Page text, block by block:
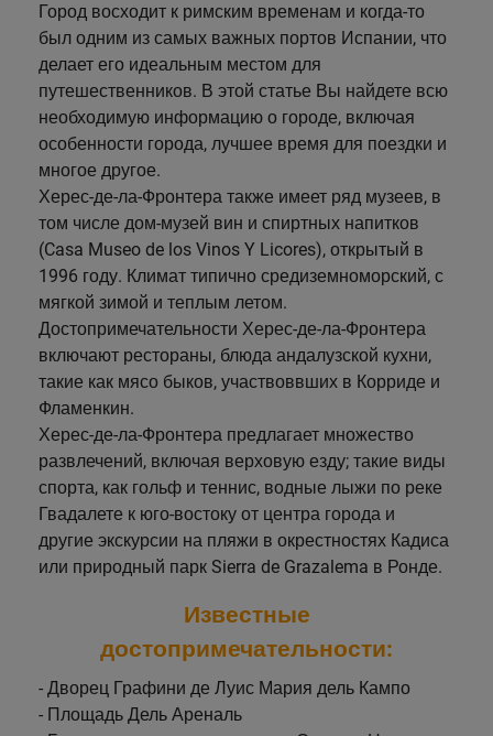
Город восходит к римским временам и когда-то
был одним из самых важных портов Испании, что
делает его идеальным местом для
путешественников. В этой статье Вы найдете всю
необходимую информацию о городе, включая
особенности города, лучшее время для поездки и
многое другое.
Херес-де-ла-Фронтера также имеет ряд музеев, в
том числе дом-музей вин и спиртных напитков
(Casa Museo de los Vinos Y Licores), открытый в
1996 году. Климат типично средиземноморский, с
мягкой зимой и теплым летом.
Достопримечательности Херес-де-ла-Фронтера
включают рестораны, блюда андалузской кухни,
такие как мясо быков, участвоввших в Корриде и
Фламенкин.
Херес-де-ла-Фронтера предлагает множество
развлечений, включая верховую езду; такие виды
спорта, как гольф и теннис, водные лыжи по реке
Гвадалете к юго-востоку от центра города и
другие экскурсии на пляжи в окрестностях Кадиса
или природный парк Sierra de Grazalema в Ронде.
Известные
достопримечательности:
- Дворец Графини де Луис Мария дель Кампо
- Площадь Дель Ареналь